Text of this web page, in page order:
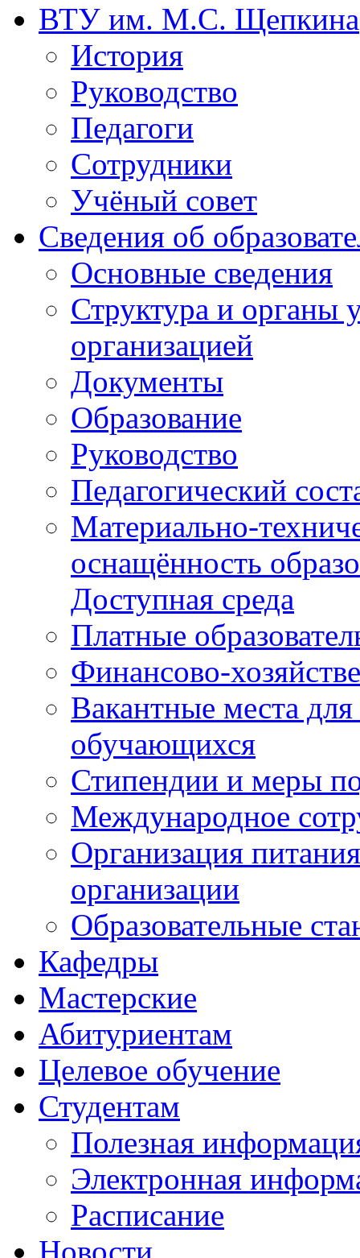
ВТУ им. М.С. Щепкина
История
Руководство
Педагоги
Сотрудники
Учёный совет
Сведения об
Основные сведения
Структура и органы
организацией
Документы
Образование
Руководство
Педагогический
Материально-
оснащённость
Доступная среда
Платные
Финансово-
Вакантные места
обучающихся
Стипендии и меры
Международное
Организация
организации
Образовательные
Кафедры
Мастерские
Абитуриентам
Целевое обучение
Студентам
Полезная
Электронная
Расписание
Новости